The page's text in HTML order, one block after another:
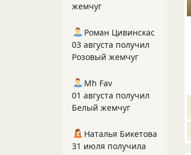
жемчуг
Роман Цивинскас
03 августа получил
Розовый жемчуг
Mh Fav
01 августа получил
Белый жемчуг
Наталья Бикетова
31 июля получила